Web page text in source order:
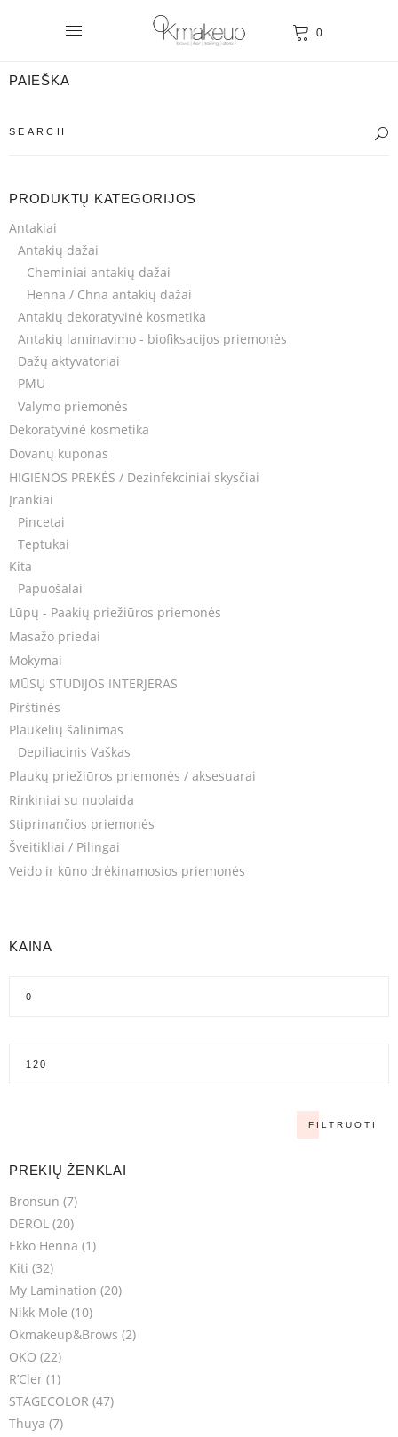
0
PAIEŠKA
PRODUKTŲ KATEGORIJOS
Antakiai
Antakių dažai
Cheminiai antakių dažai
Henna / Chna antakių dažai
Antakių dekoratyvinė kosmetika
Antakių laminavimo - biofiksacijos priemonės
Dažų aktyvatoriai
PMU
Valymo priemonės
Dekoratyvinė kosmetika
Dovanų kuponas
HIGIENOS PREKĖS / Dezinfekciniai skysčiai
Įrankiai
Pincetai
Teptukai
Kita
Papuošalai
Lūpų - Paakių priežiūros priemonės
Masažo priedai
Mokymai
MŪSŲ STUDIJOS INTERJERAS
Pirštinės
Plaukelių šalinimas
Depiliacinis Vaškas
Plaukų priežiūros priemonės / aksesuarai
Rinkiniai su nuolaida
Stiprinančios priemonės
Šveitikliai / Pilingai
Veido ir kūno drėkinamosios priemonės
KAINA
FILTRUOTI
PREKIŲ ŽENKLAI
Bronsun (7)
DEROL (20)
Ekko Henna (1)
Kiti (32)
My Lamination (20)
Nikk Mole (10)
Okmakeup&Brows (2)
OKO (22)
R’Cler (1)
STAGECOLOR (47)
Thuya (7)